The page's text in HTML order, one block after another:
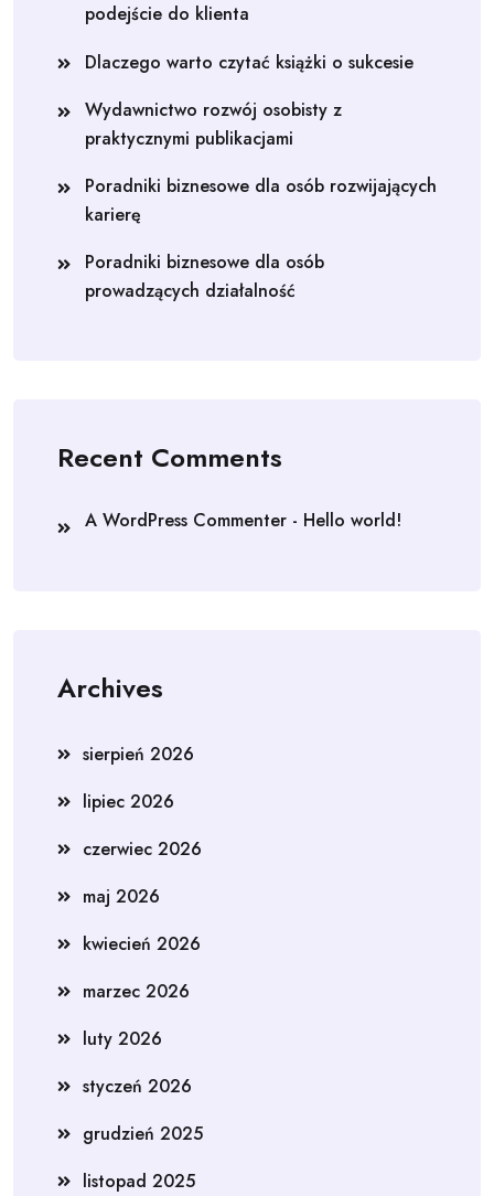
podejście do klienta
Dlaczego warto czytać książki o sukcesie
Wydawnictwo rozwój osobisty z
praktycznymi publikacjami
Poradniki biznesowe dla osób rozwijających
karierę
Poradniki biznesowe dla osób
prowadzących działalność
Recent Comments
A WordPress Commenter - Hello world!
Archives
sierpień 2026
lipiec 2026
czerwiec 2026
maj 2026
kwiecień 2026
marzec 2026
luty 2026
styczeń 2026
grudzień 2025
listopad 2025